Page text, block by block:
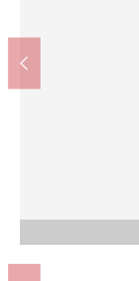
白金台站(
按照全家